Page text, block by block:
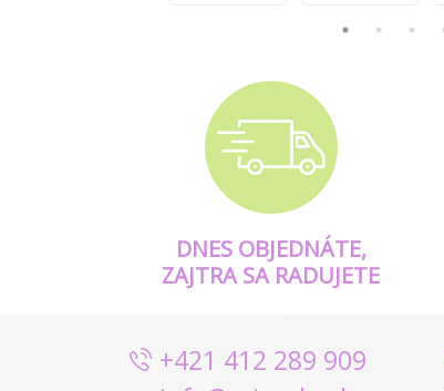
DNES OBJEDNÁTE,
ZAJTRA SA RADUJETE
+421 412 289 909